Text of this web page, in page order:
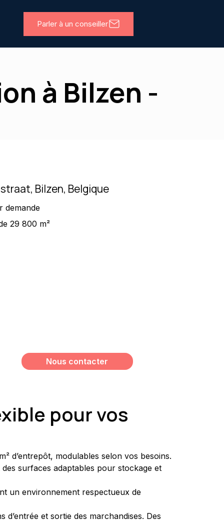
Parler à un conseiller
à Bilzen -
Bilzen, Belgique
demande
29 800 m²
Nous contacter
pour vos
d’entrepôt, modulables selon vos besoins.
des surfaces adaptables pour stockage et
un environnement respectueux de
et sortie des marchandises. Des